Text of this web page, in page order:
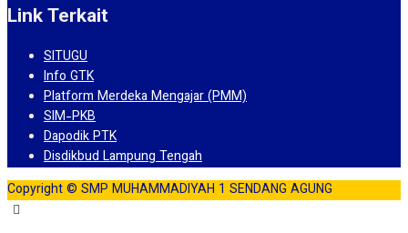
Link Terkait
SITUGU
Info GTK
Platform Merdeka Mengajar (PMM)
SIM-PKB
Dapodik PTK
Disdikbud Lampung Tengah
Copyright © SMP MUHAMMADIYAH 1 SENDANG AGUNG